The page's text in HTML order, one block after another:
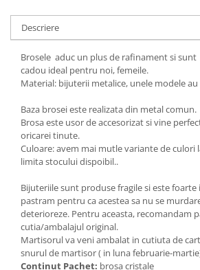
Descriere
Brosele aduc un plus de rafinament si
cadou ideal pentru noi, femeile.
Material: bijuterii metalice, unele modele au
Baza brosei este realizata din metal comun.
Brosa este usor de accesorizat si vine
oricarei tinute.
Culoare: avem mai mutle variante de culori
limita stocului dispoibil..
Bijuteriile sunt produse fragile si este
pastram pentru ca acestea sa nu se
deterioreze. Pentru aceasta, recomandam
cutia/ambalajul original.
Martisorul va veni ambalat in cutiuta de
snurul de martisor ( in luna februarie-
Continut Pachet: brosa cristale